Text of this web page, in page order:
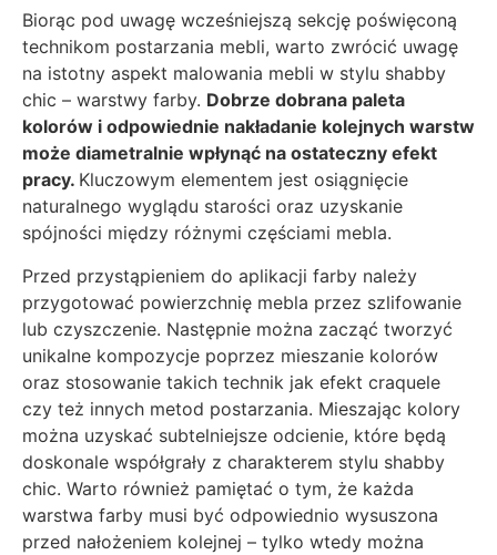
Biorąc pod uwagę wcześniejszą sekcję poświęconą
technikom postarzania mebli, warto zwrócić uwagę
na istotny aspekt malowania mebli w stylu shabby
chic – warstwy farby. Dobrze dobrana paleta
kolorów i odpowiednie nakładanie kolejnych warstw
może diametralnie wpłynąć na ostateczny efekt
pracy. Kluczowym elementem jest osiągnięcie
naturalnego wyglądu starości oraz uzyskanie
spójności między różnymi częściami mebla.
Przed przystąpieniem do aplikacji farby należy
przygotować powierzchnię mebla przez szlifowanie
lub czyszczenie. Następnie można zacząć tworzyć
unikalne kompozycje poprzez mieszanie kolorów
oraz stosowanie takich technik jak efekt craquele
czy też innych metod postarzania. Mieszając kolory
można uzyskać subtelniejsze odcienie, które będą
doskonale współgrały z charakterem stylu shabby
chic. Warto również pamiętać o tym, że każda
warstwa farby musi być odpowiednio wysuszona
przed nałożeniem kolejnej – tylko wtedy można